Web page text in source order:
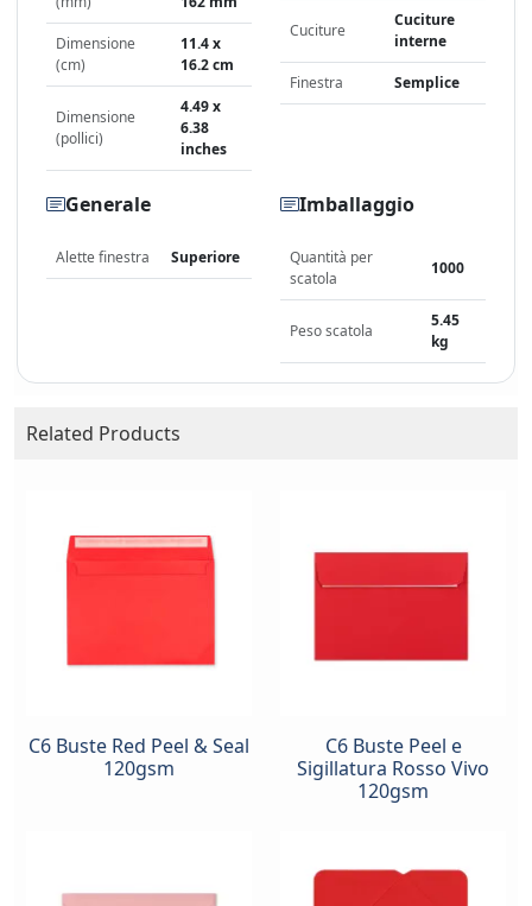
Dimensione
(cm)
11.4 x
16.2 cm
Dimensione
(pollici)
4.49 x
6.38
inches
Cuciture
Cuciture
interne
Finestra Semplice
Generale
Alette finestra Superiore
Imballaggio
Quantità per
scatola
1000
Peso scatola
5.45
kg
Related Products
C6 Buste Red Peel & Seal
120gsm
C6 Buste Peel e
Sigillatura Rosso Vivo
120gsm